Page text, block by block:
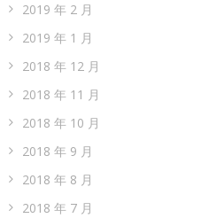
2019 年 2 月
2019 年 1 月
2018 年 12 月
2018 年 11 月
2018 年 10 月
2018 年 9 月
2018 年 8 月
2018 年 7 月